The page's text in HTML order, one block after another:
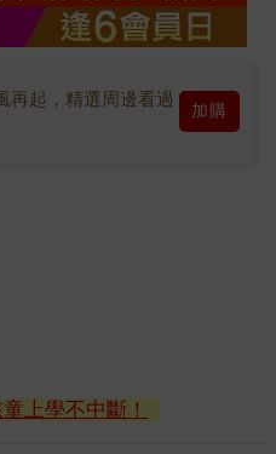
起，精選周邊看過
加購
上學不中斷！